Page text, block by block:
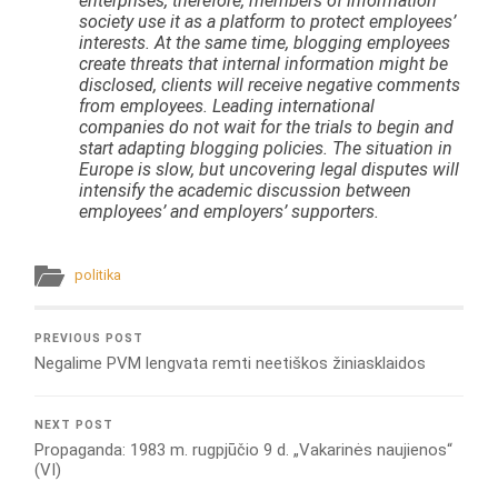
society use it as a platform to protect employees’
interests. At the same time, blogging employees
create threats that internal information might be
disclosed, clients will receive negative comments
from employees. Leading international
companies do not wait for the trials to begin and
start adapting blogging policies. The situation in
Europe is slow, but uncovering legal disputes will
intensify the academic discussion between
employees’ and employers’ supporters.
politika
PREVIOUS POST
Negalime PVM lengvata remti neetiškos žiniasklaidos
NEXT POST
Propaganda: 1983 m. rugpjūčio 9 d. „Vakarinės naujienos“
(VI)